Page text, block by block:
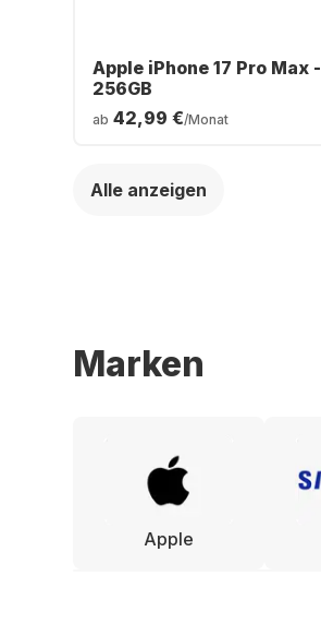
Apple iPhone 17 Pro Max -
256GB
ab 42,99 €/Monat
Alle anzeigen
Marken
Apple